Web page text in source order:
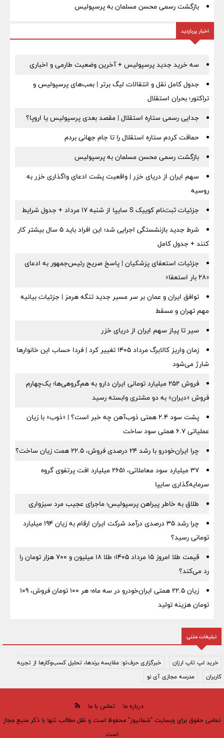
بازگشت رسمی محسن مسلمان به پرسپولیس
اخبار پربازدید
سه خرید جدید پرسپولیس + آخرین وضعیت طارمی و اخباری
جدول کامل نقل و انتقالات لیگ برتر | بمب‌های پرسپولیس و
تراکتور؛ بحران استقلال
جدایی رسمی ستاره استقلال | مقصد بعدی پرسپولیس یا اروپا؟
حماقت کردم ستاره استقلال را تا جام جهانی بردم
بازگشت رسمی محسن مسلمان به پرسپولیس
سهم ایران از دریای خزر | واقعیت پشت ادعای واگذاری خزر به
روسیه
جزئیات ثبت‌نام کوییک S سایپا از شنبه ۱۷ مرداد + جدول شرایط
شرط جدید بازنشستگی اجرایی شد؛ این افراد باید ۵ سال بیشتر کار
کنند + جدول کامل
جزئیات استعفای پزشکیان | پاسخ صریح رئیس‌جمهور به ادعای
«۲۸ بار استعفا»
توافق ایران و عمان بر سر مسیر جدید تنگه هرمز | جزئیات بیانیه
مهم تهران و مسقط
سیر تا پیاز سهم ایران از دریای خزر
زمان واریز کالابرگ مرداد ۱۴۰۵ تغییر کرد | فردا حساب این خانوارها
شارژ می‌شود
فروش ۲۵۲ میلیارد تومانی ایران دارو به هم‌گروهی‌ها؛ یک‌چهارم
فروش «دیران» به دو مشتری وابسته رسید
پشت سود ۲.۴ همتی ذوب‌آهن چه خبر است؟ | «ذوب» با زیان
عملیاتی ۶.۷ همتی سود ساخت
چرا ایران‌خودرو با رشد ۲۴ درصدی فروش، ۲۲.۵ همت زیان ساخت؟
۳۷ میلیارد سود معاملاتی، ۲۶۵۱ میلیارد افت پرتفوی گروه
سرمایه‌گذاری سایپا
طلاق به خاطر پیراهن پرسپولیس؛ ماجرای عجیب مرد سبزواری
چرا رشد ۳۵ درصدی درآمد شرکت ایران ارقام به زیان ۱۹۴ میلیارد
تومانی رسید؟
قیمت طلا امروز ۱۵ مرداد ۱۴۰۵؛ طلا ۱۸ میلیون و ۷۰۰ هزار تومان را
رد می‌کند؟
زیان ۲۲.۵ همتی ایران‌خودرو در سه ماه؛ هر ۱۰۰ تومان فروش، ۱۰۹
تومان هزینه تولید
تبلیغات متنی
خرید لپ تاپ ارزان
خبرگزاری حرف‌تو: مقایسه برندها، تحلیل کسب‌وکارها از تجربه
کاربران
مدرسه مجازی آی نو
درباره ما
تماس با ما
تمامی حقوق برای وبسایت "شمانیوز" محفوظ است و نقل مطالب تنها با ذکر منبع مجاز
است